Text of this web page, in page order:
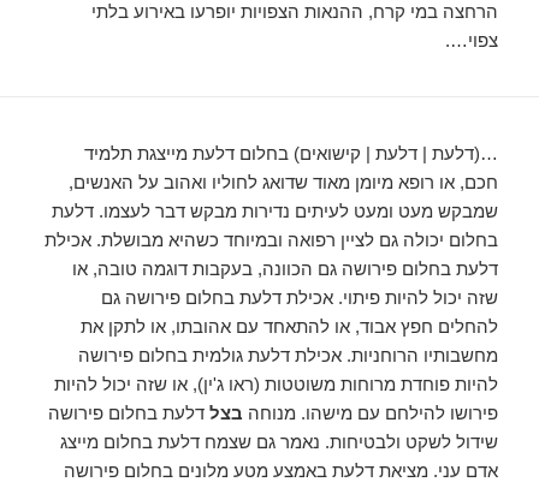
הרחצה במי קרח, ההנאות הצפויות יופרעו באירוע בלתי
צפוי….
…(דלעת | דלעת | קישואים) בחלום דלעת מייצגת תלמיד
חכם, או רופא מיומן מאוד שדואג לחוליו ואהוב על האנשים,
שמבקש מעט ומעט לעיתים נדירות מבקש דבר לעצמו. דלעת
בחלום יכולה גם לציין רפואה ובמיוחד כשהיא מבושלת. אכילת
דלעת בחלום פירושה גם הכוונה, בעקבות דוגמה טובה, או
שזה יכול להיות פיתוי. אכילת דלעת בחלום פירושה גם
להחלים חפץ אבוד, או להתאחד עם אהובתו, או לתקן את
מחשבותיו הרוחניות. אכילת דלעת גולמית בחלום פירושה
להיות פוחדת מרוחות משוטטות (ראו ג'ין), או שזה יכול להיות
פירושו להילחם עם מישהו. מנוחה בצל דלעת בחלום פירושה
שידול לשקט ולבטיחות. נאמר גם שצמח דלעת בחלום מייצג
אדם עני. מציאת דלעת באמצע מטע מלונים בחלום פירושה